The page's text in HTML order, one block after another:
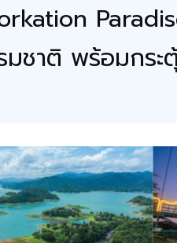
ชาติ พร้อมกระ